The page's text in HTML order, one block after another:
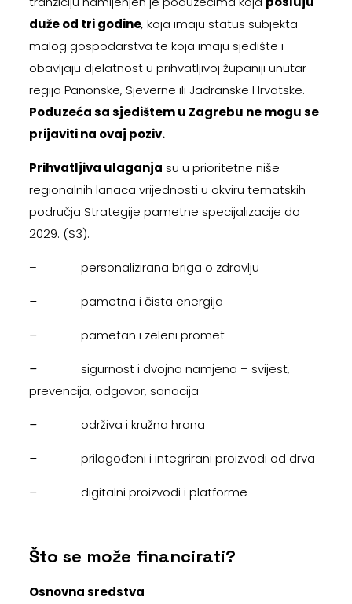
duže od tri godine, koja imaju status subjekta
malog gospodarstva te koja imaju sjedište i
obavljaju djelatnost u prihvatljivoj županiji unutar
regija Panonske, Sjeverne ili Jadranske Hrvatske.
Poduzeća sa sjedištem u Zagrebu ne mogu se
prijaviti na ovaj poziv.
Prihvatljiva ulaganja su u prioritetne niše
regionalnih lanaca vrijednosti u okviru tematskih
područja Strategije pametne specijalizacije do
2029. (S3):
– personalizirana briga o zdravlju
– pametna i čista energija
– pametan i zeleni promet
– sigurnost i dvojna namjena – svijest,
prevencija, odgovor, sanacija
– održiva i kružna hrana
– prilagođeni i integrirani proizvodi od drva
– digitalni proizvodi i platforme
Što se može financirati?
Osnovna sredstva